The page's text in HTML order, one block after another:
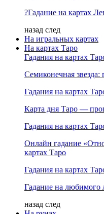
?Гадание на картах
назад след
На игральных картах
На картах Таро
Гадания на картах
Семиконечная звезда:
Гадания на картах
Карта дня Таро —
Гадания на картах
Онлайн гадание
картах Таро
Гадания на картах
Гадание на любимого
назад след